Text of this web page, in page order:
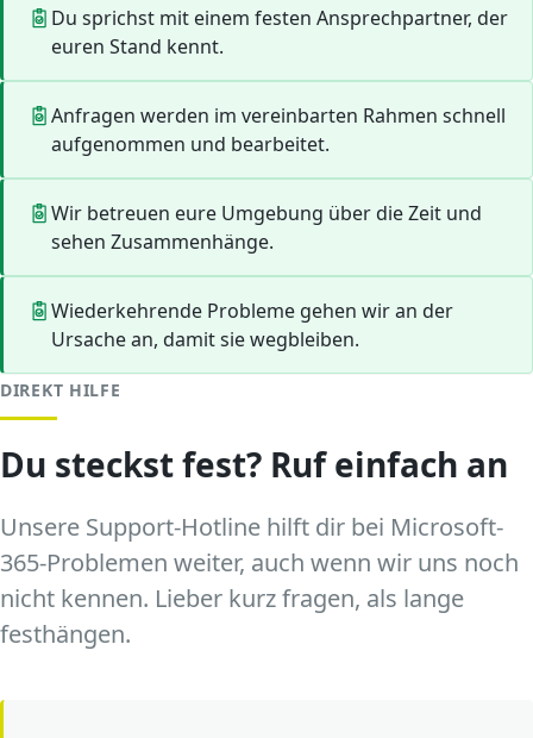
Du sprichst mit einem festen Ansprechpartner, der
euren Stand kennt.
Anfragen werden im vereinbarten Rahmen schnell
aufgenommen und bearbeitet.
Wir betreuen eure Umgebung über die Zeit und
sehen Zusammenhänge.
Wiederkehrende Probleme gehen wir an der
Ursache an, damit sie wegbleiben.
DIREKT HILFE
Du steckst fest? Ruf einfach an
Unsere Support-Hotline hilft dir bei Microsoft-
365-Problemen weiter, auch wenn wir uns noch
nicht kennen. Lieber kurz fragen, als lange
festhängen.